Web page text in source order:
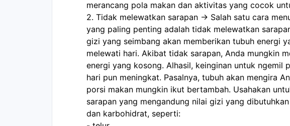
merancang pola makan dan aktivitas yang cocok
2. Tidak melewatkan sarapan -> Salah satu cara
yang paling penting adalah tidak melewatkan
gizi yang seimbang akan memberikan tubuh energi
melewati hari. Akibat tidak sarapan, Anda mungkin
energi yang kosong. Alhasil, keinginan untuk ngemil
hari pun meningkat. Pasalnya, tubuh akan mengira
porsi makan mungkin ikut bertambah. Usahakan
sarapan yang mengandung nilai gizi yang
dan karbohidrat, seperti: